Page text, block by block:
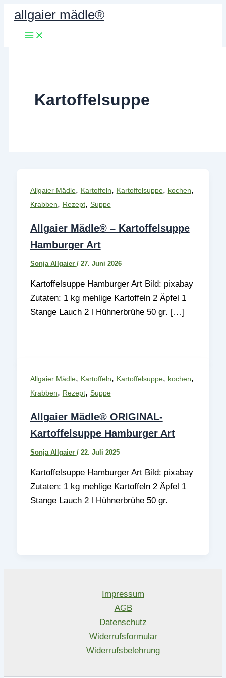
Zum
Inhalt
springen
allgaier mädle®
Kartoffelsuppe
Allgaier Mädle, Kartoffeln, Kartoffelsuppe, kochen,
Krabben, Rezept, Suppe
Allgaier Mädle® – Kartoffelsuppe
Hamburger Art
Sonja Allgaier / 27. Juni 2026
Kartoffelsuppe Hamburger Art Bild: pixabay
Zutaten: 1 kg mehlige Kartoffeln 2 Äpfel 1
Stange Lauch 2 l Hühnerbrühe 50 gr. […]
Allgaier Mädle, Kartoffeln, Kartoffelsuppe, kochen,
Krabben, Rezept, Suppe
Allgaier Mädle® ORIGINAL-
Kartoffelsuppe Hamburger Art
Sonja Allgaier / 22. Juli 2025
Kartoffelsuppe Hamburger Art Bild: pixabay
Zutaten: 1 kg mehlige Kartoffeln 2 Äpfel 1
Stange Lauch 2 l Hühnerbrühe 50 gr.
Impressum
AGB
Datenschutz
Widerrufsformular
Widerrufsbelehrung